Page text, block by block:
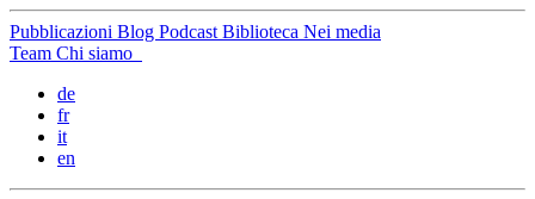
Pubblicazioni Blog Podcast Biblioteca Nei media
Team Chi siamo
de
fr
it
en